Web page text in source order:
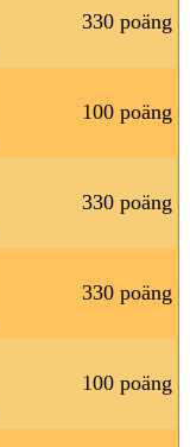
330 poäng
100 poäng
330 poäng
330 poäng
100 poäng